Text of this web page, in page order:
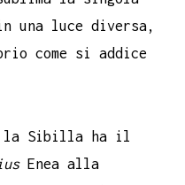
una luce diversa,
come si addice
Sibilla ha il
Enea alla